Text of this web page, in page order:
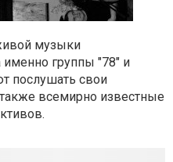
музыки
именно группы "78" и
послушать свои
всемирно известные